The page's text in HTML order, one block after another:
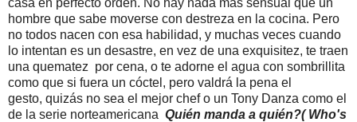
hombre que sabe moverse con destreza en la cocina. Pero
no todos nacen con esa habilidad, y muchas veces cuando
lo intentan es un desastre, en vez de una exquisitez, te traen
una quematez por cena, o te adorne el agua con sombrillita
como que si fuera un cóctel, pero valdrá la pena el
gesto, quizás no sea el mejor chef o un Tony Danza como el
de la serie norteamericana Quién manda a quién?( Who's